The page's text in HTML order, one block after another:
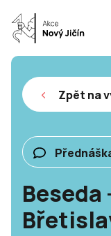
Zpět na
Beseda